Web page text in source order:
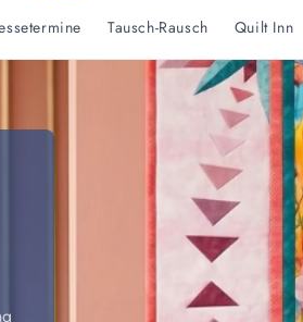
Tausch-Rausch Quilt Inn